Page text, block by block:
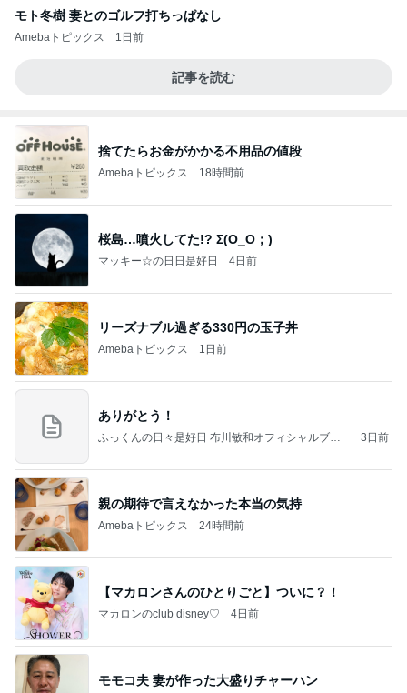
モト冬樹 妻とのゴルフ打ちっぱなし
Amebaトピックス 1日前
記事を読む
捨てたらお金がかかる不用品の値段
Amebaトピックス 18時間前
桜島…噴火してた!? Σ(O_O；)
マッキー☆の日日是好日 4日前
リーズナブル過ぎる330円の玉子丼
Amebaトピックス 1日前
ありがとう！
ふっくんの日々是好日 布川敏和オフィシャルブロ
3日前
親の期待で言えなかった本当の気持
Amebaトピックス 24時間前
【マカロンさんのひとりごと】ついに？！
マカロンのclub disney♡ 4日前
モモコ夫 妻が作った大盛りチャーハン